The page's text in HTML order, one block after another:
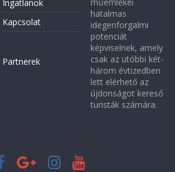
Ingatlanok
Kapcsolat
Partnerek
műemlékei
hatalmas
idegenforgalmi
potenciát
képviselnek, amely
csak az utóbbi két-
három évtizedben
lett elérhető az
újdonságot kereső
turisták számára.